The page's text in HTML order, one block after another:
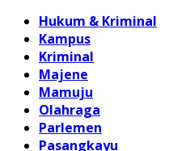
Hukum & Kriminal
Kampus
Kriminal
Majene
Mamuju
Olahraga
Parlemen
Pasangkayu